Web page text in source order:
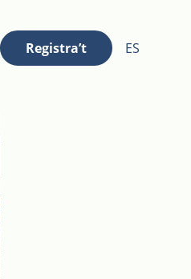
Registra’t ES